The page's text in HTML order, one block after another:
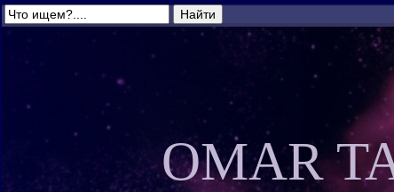
OMAR